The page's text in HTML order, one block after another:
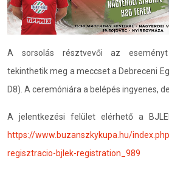
A sorsolás résztvevői az eseményt
tekinthetik meg a meccset a Debreceni
D8). A ceremóniára a belépés ingyenes,
A jelentkezési felület elérhető a
https://www.buzanszkykupa.hu/
regisztracio-bjlek-registration_989